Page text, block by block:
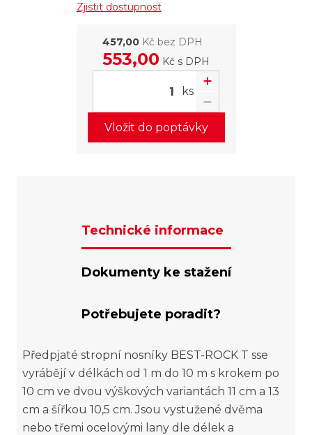
Zjistit dostupnost
457,00 Kč bez DPH
553,00 Kč s DPH
ks
Vložit do poptávky
Technické informace
Dokumenty ke stažení
Potřebujete poradit?
Předpjaté stropní nosníky BEST-ROCK T sse
vyrábějí v délkách od 1 m do 10 m s krokem po
10 cm ve dvou výškových variantách 11 cm a 13
cm a šířkou 10,5 cm. Jsou vystužené dvěma
nebo třemi ocelovými lany dle délek a